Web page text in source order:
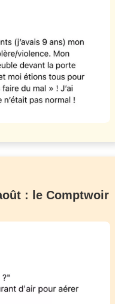
: le Comptwoir